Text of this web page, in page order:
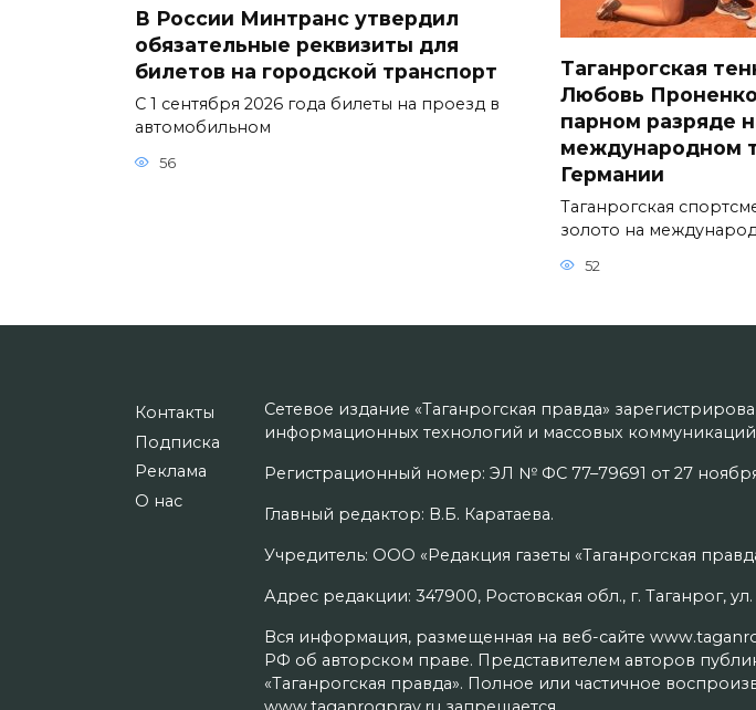
В России Минтранс утвердил
обязательные реквизиты для
билетов на городской транспорт
С 1 сентября 2026 года билеты на проезд в
автомобильном
56
Таганрогская
Любовь
парном разряде
международном
Германии
Таганрогская
золото на
52
Контакты
Подписка
Реклама
О нас
Сетевое издание «Таганрогская правда»
информационных технологий и массовых
Регистрационный номер: ЭЛ № ФС 77–79691 от 27
Главный редактор: В.Б. Каратаева.
Учредитель: ООО «Редакция газеты «Таганрогская
Адрес редакции: 347900, Ростовская обл., г. Таганрог, ул.
Вся информация, размещенная на веб-сайте
РФ об авторском праве. Представителем авторов
«Таганрогская правда». Полное или частичное